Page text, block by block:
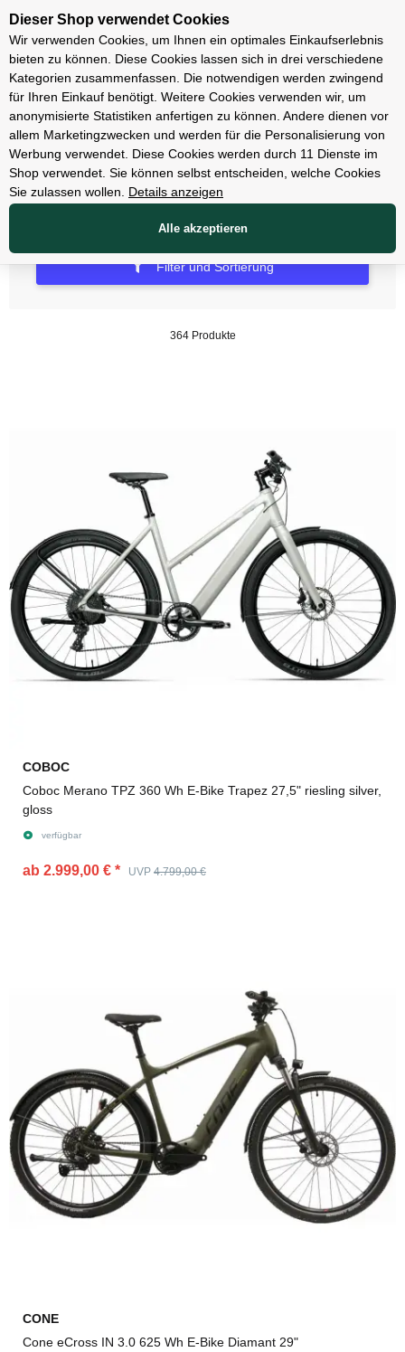
Unsere Filialen
E-Bikes
Filter und Sortierung
364 Produkte
COBOC
Coboc Merano TPZ 360 Wh E-Bike Trapez 27,5" riesling silver,
gloss
verfügbar
ab 2.999,00 € * UVP 4.799,00 €
CONE
Cone eCross IN 3.0 625 Wh E-Bike Diamant 29"
Dieser Shop verwendet Cookies
Wir verwenden Cookies, um Ihnen ein optimales Einkaufserlebnis
bieten zu können. Diese Cookies lassen sich in drei verschiedene
Kategorien zusammenfassen. Die notwendigen werden zwingend
für Ihren Einkauf benötigt. Weitere Cookies verwenden wir, um
anonymisierte Statistiken anfertigen zu können. Andere dienen vor
allem Marketingzwecken und werden für die Personalisierung von
Werbung verwendet. Diese Cookies werden durch 11 Dienste im
Shop verwendet. Sie können selbst entscheiden, welche Cookies
Sie zulassen wollen.
Details anzeigen
Alle akzeptieren